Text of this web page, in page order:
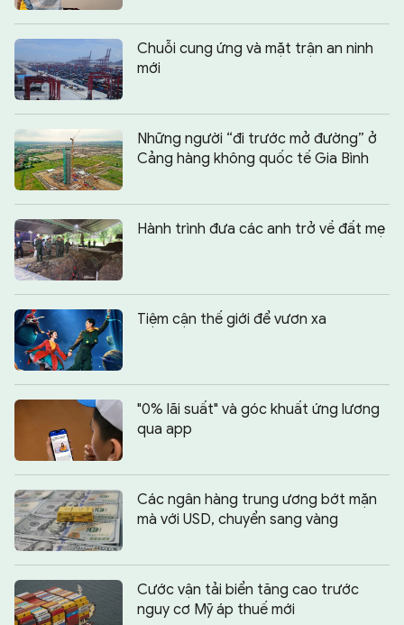
Chuỗi cung ứng và mặt trận an ninh
mới
Những người “đi trước mở đường” ở
Cảng hàng không quốc tế Gia Bình
Hành trình đưa các anh trở về đất mẹ
Tiệm cận thế giới để vươn xa
"0% lãi suất" và góc khuất ứng lương
qua app
Các ngân hàng trung ương bớt mặn
mà với USD, chuyển sang vàng
Cước vận tải biển tăng cao trước
nguy cơ Mỹ áp thuế mới